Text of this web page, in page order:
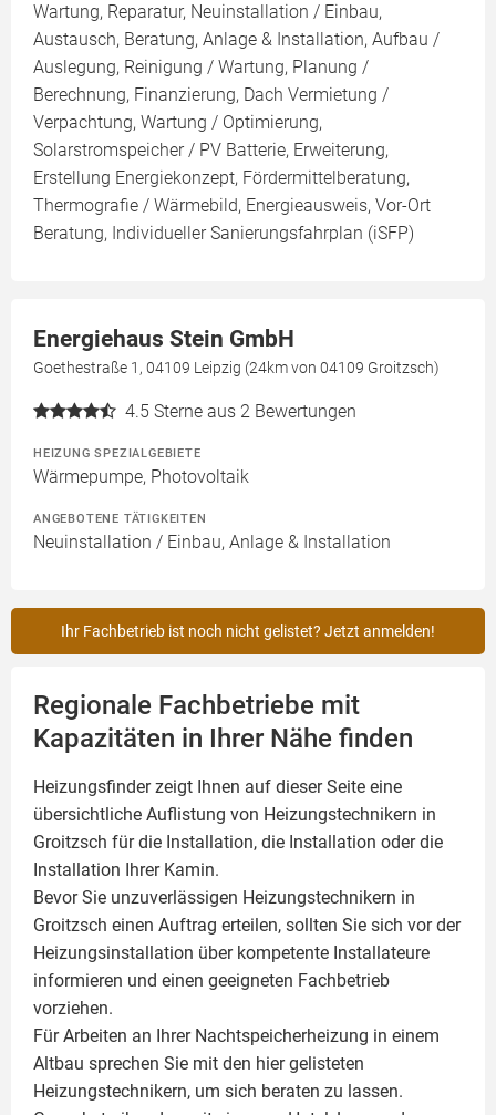
Wartung, Reparatur, Neuinstallation / Einbau,
Austausch, Beratung, Anlage & Installation, Aufbau /
Auslegung, Reinigung / Wartung, Planung /
Berechnung, Finanzierung, Dach Vermietung /
Verpachtung, Wartung / Optimierung,
Solarstromspeicher / PV Batterie, Erweiterung,
Erstellung Energiekonzept, Fördermittelberatung,
Thermografie / Wärmebild, Energieausweis, Vor-Ort
Beratung, Individueller Sanierungsfahrplan (iSFP)
Energiehaus Stein GmbH
Goethestraße 1, 04109 Leipzig (24km von 04109 Groitzsch)
4.5 Sterne aus 2 Bewertungen
HEIZUNG SPEZIALGEBIETE
Wärmepumpe, Photovoltaik
ANGEBOTENE TÄTIGKEITEN
Neuinstallation / Einbau, Anlage & Installation
Ihr Fachbetrieb ist noch nicht gelistet? Jetzt anmelden!
Regionale Fachbetriebe mit
Kapazitäten in Ihrer Nähe finden
Heizungsfinder zeigt Ihnen auf dieser Seite eine
übersichtliche Auflistung von Heizungstechnikern in
Groitzsch für die Installation, die Installation oder die
Installation Ihrer Kamin.
Bevor Sie unzuverlässigen Heizungstechnikern in
Groitzsch einen Auftrag erteilen, sollten Sie sich vor der
Heizungsinstallation über kompetente Installateure
informieren und einen geeigneten Fachbetrieb
vorziehen.
Für Arbeiten an Ihrer Nachtspeicherheizung in einem
Altbau sprechen Sie mit den hier gelisteten
Heizungstechnikern, um sich beraten zu lassen.